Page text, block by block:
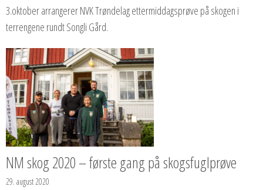
3.oktober arrangerer NVK Trøndelag ettermiddagsprøve på skogen i
terrengene rundt Songli Gård.
NM skog 2020 – første gang på skogsfuglprøve
29. august 2020